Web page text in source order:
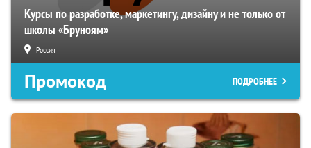
Курсы по разработке, маркетингу, дизайну и не только от
школы «Бруноям»
Россия
Промокод ПОДРОБНЕЕ